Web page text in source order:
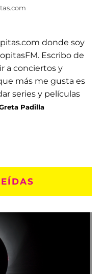
donde soy
Escribo de
a conciertos y
más me gusta es
series y películas
Padilla